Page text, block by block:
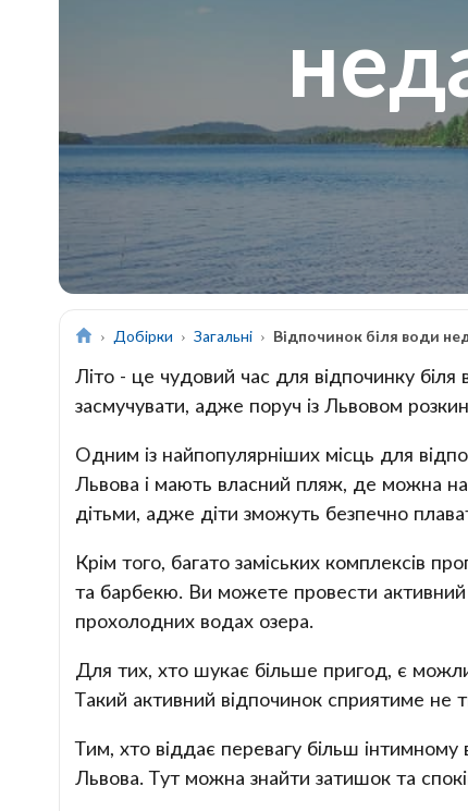
Добірки Загальні Відпочинок біля води
Літо - це чудовий час для відпочинку
засмучувати, адже поруч із Львовом
Одним із найпопулярніших місць для
Львова і мають власний пляж, де можна
дітьми, адже діти зможуть безпечно
Крім того, багато заміських комплексів
та барбекю. Ви можете провести
прохолодних водах озера.
Для тих, хто шукає більше пригод, є
Такий активний відпочинок сприятиме не
Тим, хто віддає перевагу більш
Львова. Тут можна знайти затишок та